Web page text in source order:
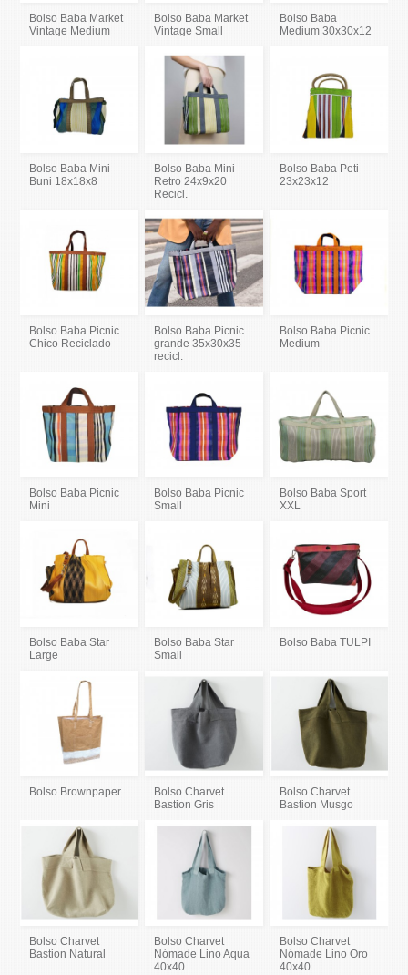
Bolso Baba Market
Vintage Medium
Bolso Baba Market
Vintage Small
Bolso Baba
Medium 30x30x12
Bolso Baba Mini
Buni 18x18x8
Bolso Baba Mini
Retro 24x9x20
Recicl.
Bolso Baba Peti
23x23x12
Bolso Baba Picnic
Chico Reciclado
Bolso Baba Picnic
grande 35x30x35
recicl.
Bolso Baba Picnic
Medium
Bolso Baba Picnic
Mini
Bolso Baba Picnic
Small
Bolso Baba Sport
XXL
Bolso Baba Star
Large
Bolso Baba Star
Small
Bolso Baba TULPI
Bolso Brownpaper
Bolso Charvet
Bastion Gris
Bolso Charvet
Bastion Musgo
Bolso Charvet
Bastion Natural
Bolso Charvet
Nómade Lino Aqua
40x40
Bolso Charvet
Nómade Lino Oro
40x40